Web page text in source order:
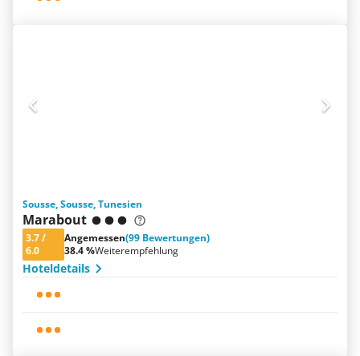
Sousse, Sousse, Tunesien
Marabout
3.7/
6.0
Angemessen(99 Bewertungen)
38.4 %Weiterempfehlung
Hoteldetails